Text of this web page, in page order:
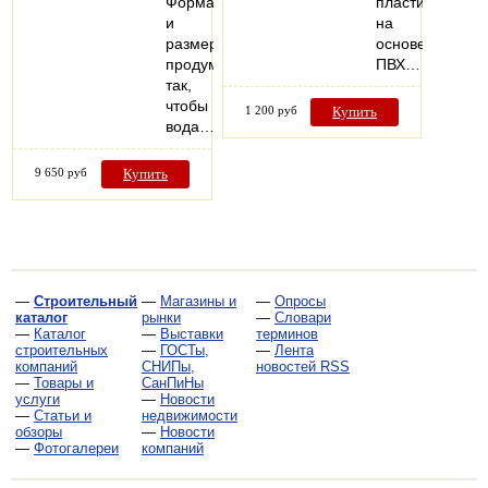
и
размер
продуманы
так,
чтобы
вода…
9 650 руб Купить
на
основе
ПВХ…
1 200 руб Купить
— Строительный
каталог
— Каталог
строительных
компаний
— Товары и
услуги
— Статьи и
обзоры
— Фотогалереи
— Магазины и
рынки
— Выставки
— ГОСТы,
СНИПы,
СанПиНы
— Новости
недвижимости
— Новости
компаний
— Опросы
— Словари
терминов
— Лента
новостей RSS